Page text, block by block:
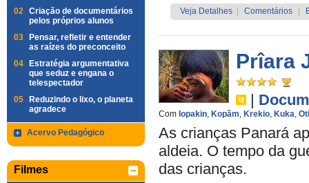
02 Criação de documentários
pelos próprios alunos
03
Pensar, refletir e entender
as raízes do preconceito
04
Estratégia argumentativa
que seduz e engana o
telespectador
05
Reduzindo o lixo, o planeta
agradece
Acervo Pedagógico
Filmes
Veja Detalhes Comentários
Prîara
|
Com Iopakin, Kopãm, Krekio, Kuka,
As crianças Panará
aldeia. O tempo da
das crianças.